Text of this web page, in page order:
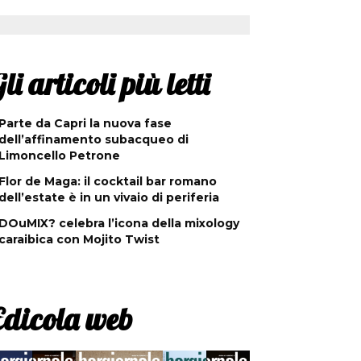
articoli più letti
da Capri la nuova fase
subacqueo di
Petrone
de Maga: il cocktail bar romano
è in un vivaio di periferia
celebra l’icona della mixology
con Mojito Twist
web